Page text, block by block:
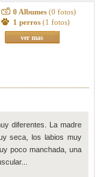
0 Albumes (0 fotos)
1 perros (1 fotos)
ver mas
diferentes. La madre
seca, los labios muy
poco manchada, una